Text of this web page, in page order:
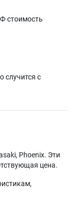
стоимость
случится с
Phoenix. Эти
цена.